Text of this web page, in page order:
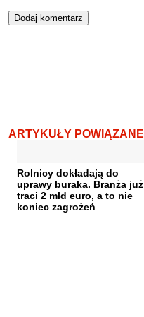
ARTYKUŁY POWIĄZANE
Rolnicy dokładają do
uprawy buraka. Branża już
traci 2 mld euro, a to nie
koniec zagrożeń